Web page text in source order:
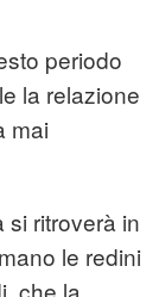
periodo
la relazione
mai
si ritroverà in
le redini